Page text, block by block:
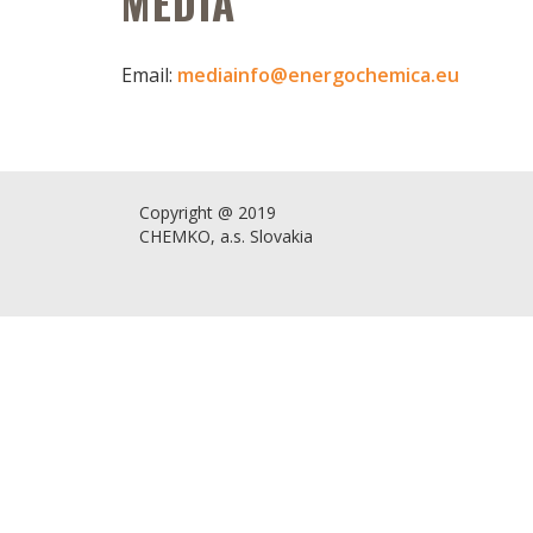
Email: mediainfo@energochemica.eu
Copyright @ 2019
CHEMKO, a.s. Slovakia